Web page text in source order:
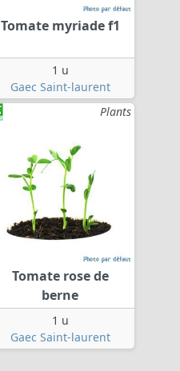
Tomate myriade f1
1 u
Gaec Saint-laurent
Plants
Tomate rose de
berne
1 u
Gaec Saint-laurent